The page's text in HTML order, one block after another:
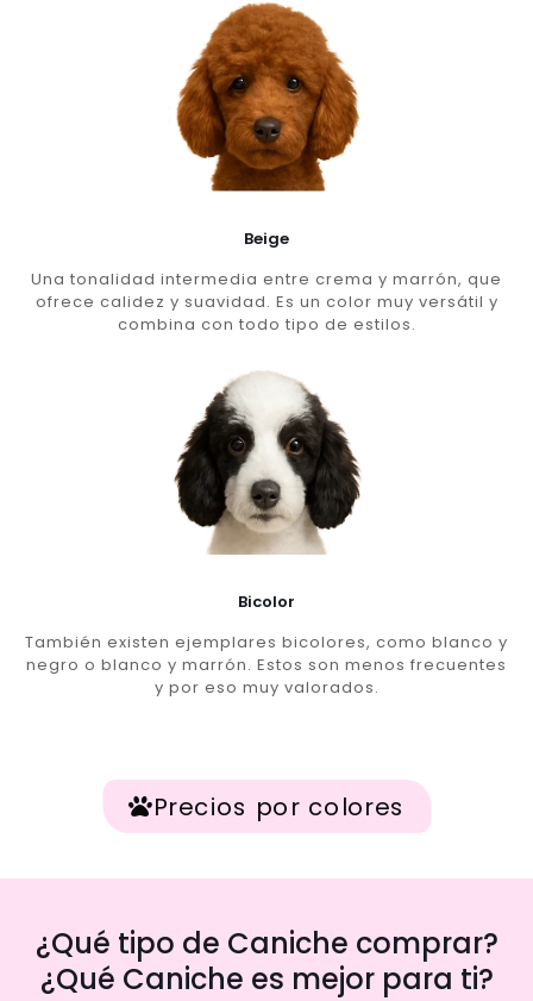
Beige
Una tonalidad intermedia entre crema y marrón, que
ofrece calidez y suavidad. Es un color muy versátil y
combina con todo tipo de estilos.
Bicolor
También existen ejemplares bicolores, como blanco y
negro o blanco y marrón. Estos son menos frecuentes
y por eso muy valorados.
Precios por colores
¿Qué tipo de Caniche comprar?
¿Qué Caniche es mejor para ti?